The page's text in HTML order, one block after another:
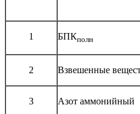
1 БПКполн
2 Взвешенные
3 Азот аммонийный